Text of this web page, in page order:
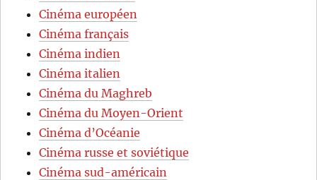
Cinéma européen
Cinéma français
Cinéma indien
Cinéma italien
Cinéma du Maghreb
Cinéma du Moyen-Orient
Cinéma d’Océanie
Cinéma russe et soviétique
Cinéma sud-américain